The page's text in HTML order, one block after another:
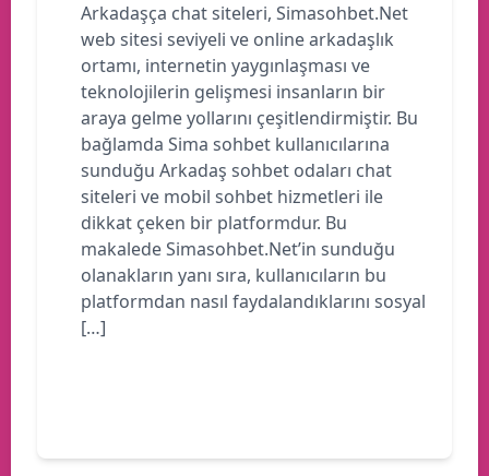
Arkadaşça chat siteleri, Simasohbet.Net
web sitesi seviyeli ve online arkadaşlık
ortamı, internetin yaygınlaşması ve
teknolojilerin gelişmesi insanların bir
araya gelme yollarını çeşitlendirmiştir. Bu
bağlamda Sima sohbet kullanıcılarına
sunduğu Arkadaş sohbet odaları chat
siteleri ve mobil sohbet hizmetleri ile
dikkat çeken bir platformdur. Bu
makalede Simasohbet.Net’in sunduğu
olanakların yanı sıra, kullanıcıların bu
platformdan nasıl faydalandıklarını sosyal
[…]